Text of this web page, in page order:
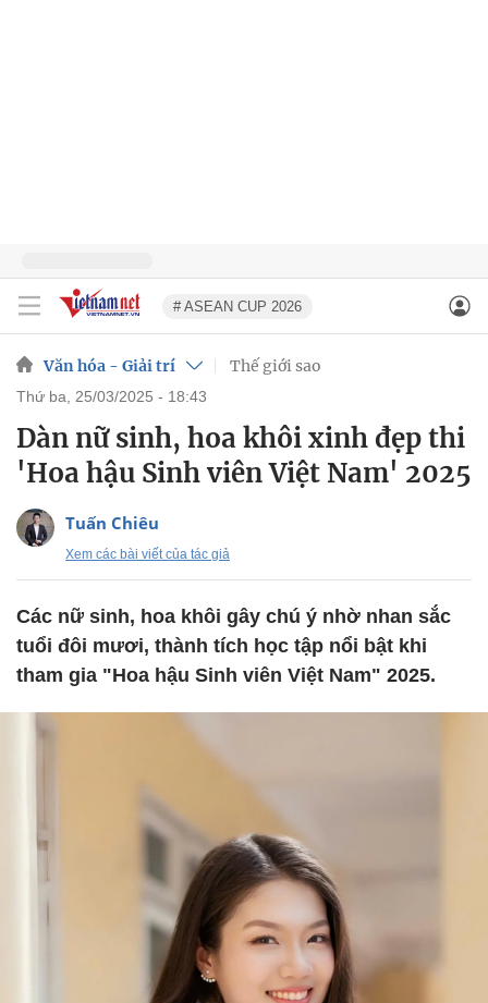
# ASEAN CUP 2026
Văn hóa - Giải trí Thế giới sao
thứ ba, 25/03/2025 - 18:43
Dàn nữ sinh, hoa khôi xinh đẹp thi
'Hoa hậu Sinh viên Việt Nam' 2025
Tuấn Chiêu
Xem các bài viết của tác giả
Các nữ sinh, hoa khôi gây chú ý nhờ nhan sắc
tuổi đôi mươi, thành tích học tập nổi bật khi
tham gia "Hoa hậu Sinh viên Việt Nam" 2025.